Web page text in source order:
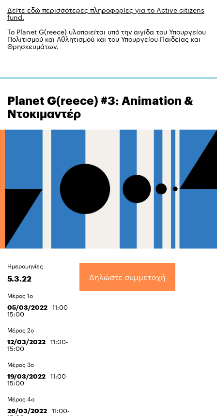
Δείτε εδώ περισσότερες πληροφορίες για το Active citizens
fund.
Το Planet G(reece) υλοποιείται υπό την αιγίδα του Υπουργείου
Πολιτισμού και Αθλητισμού και του Υπουργείου Παιδείας και
Θρησκευμάτων.
Planet G(reece) #3: Animation &
Ντοκιμαντέρ
Ημερομηνίες
5.3.22
Μέρος 1ο
05/03/2022
11:00-
15:00
Μέρος 2ο
12/03/2022
11:00-
15:00
Μέρος 3ο
19/03/2022
11:00-
15:00
Μέρος 4ο
26/03/2022
11:00-
Δηλώστε συμμετοχή